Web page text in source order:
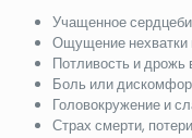
Учащенное
Ощущение нехватки
Потливость и дрожь
Боль или
Головокружение и
Страх смерти,